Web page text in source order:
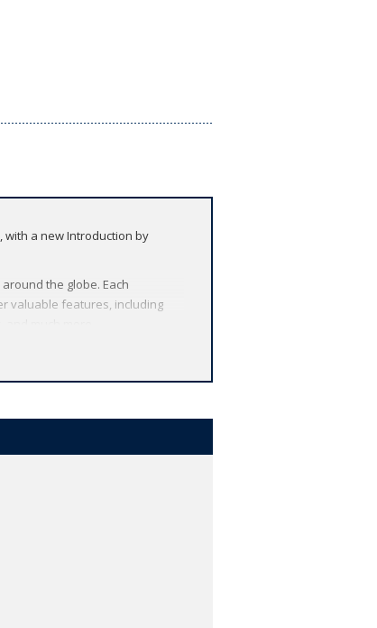
with a new Introduction by
the globe. Each
valuable features, including